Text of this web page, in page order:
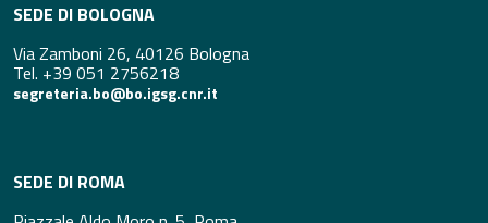
SEDE DI BOLOGNA
Via Zamboni 26, 40126 Bologna
Tel. +39 051 2756218
segreteria.bo@bo.igsg.cnr.it
SEDE DI ROMA